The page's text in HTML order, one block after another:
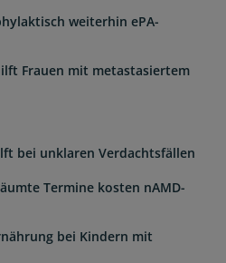
weiterhin ePA-
Frauen mit metastasiertem
bei unklaren Verdachtsfällen
Termine kosten nAMD-
bei Kindern mit